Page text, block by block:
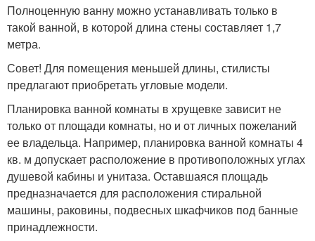
Полноценную ванну можно устанавливать только в
такой ванной, в которой длина стены составляет 1,7
метра.
Совет! Для помещения меньшей длины, стилисты
предлагают приобретать угловые модели.
Планировка ванной комнаты в хрущевке зависит не
только от площади комнаты, но и от личных пожеланий
ее владельца. Например, планировка ванной комнаты 4
кв. м допускает расположение в противоположных углах
душевой кабины и унитаза. Оставшаяся площадь
предназначается для расположения стиральной
машины, раковины, подвесных шкафчиков под банные
принадлежности.